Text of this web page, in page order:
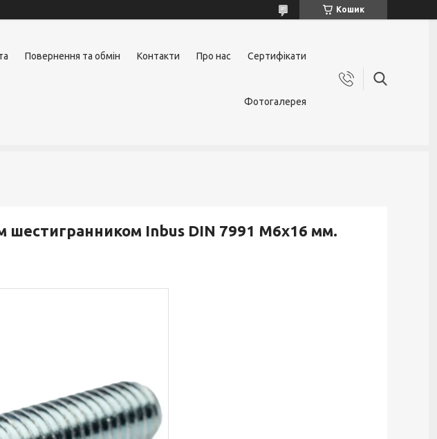
Кошик
Повернення та обмін Контакти Про нас Сертифікати
Фотогалерея
шестигранником Inbus DIN 7991 М6х16 мм.